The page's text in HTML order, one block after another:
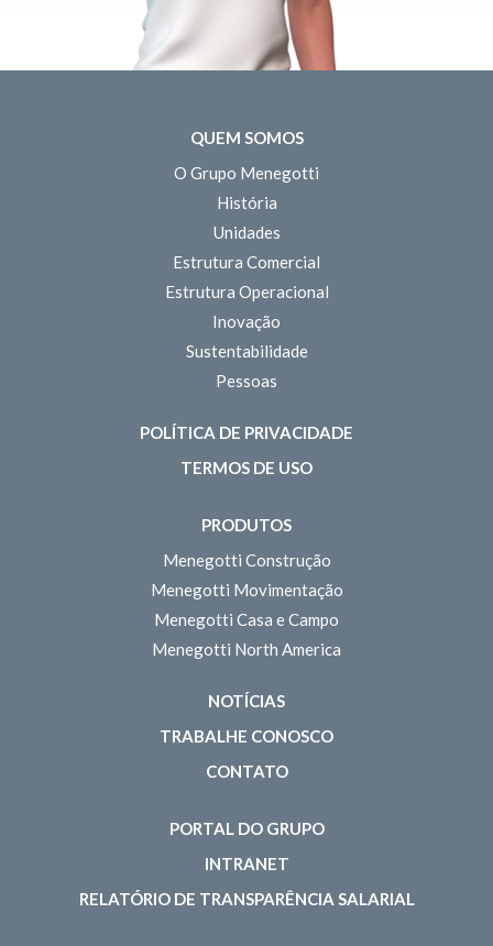
QUEM SOMOS
O Grupo Menegotti
História
Unidades
Estrutura Comercial
Estrutura Operacional
Inovação
Sustentabilidade
Pessoas
POLÍTICA DE PRIVACIDADE
TERMOS DE USO
PRODUTOS
Menegotti Construção
Menegotti Movimentação
Menegotti Casa e Campo
Menegotti North America
NOTÍCIAS
TRABALHE CONOSCO
CONTATO
PORTAL DO GRUPO
INTRANET
RELATÓRIO DE TRANSPARÊNCIA SALARIAL